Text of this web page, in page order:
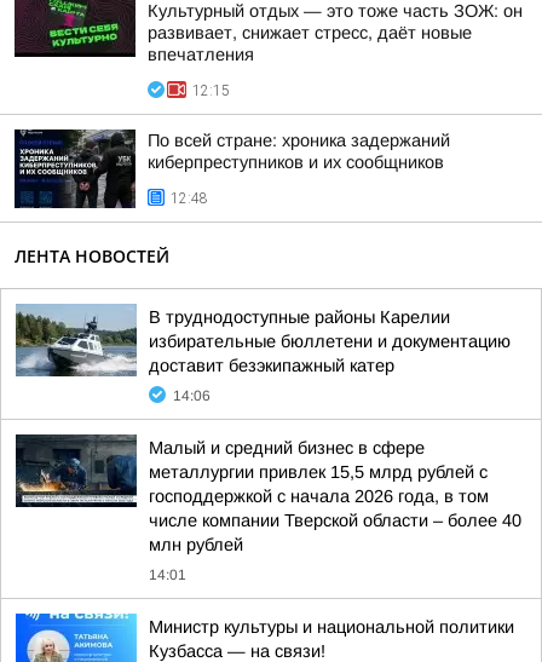
Культурный отдых — это тоже часть ЗОЖ: он
развивает, снижает стресс, даёт новые
впечатления
12:15
По всей стране: хроника задержаний
киберпреступников и их сообщников
12:48
ЛЕНТА НОВОСТЕЙ
В труднодоступные районы Карелии
избирательные бюллетени и документацию
доставит безэкипажный катер
14:06
Малый и средний бизнес в сфере
металлургии привлек 15,5 млрд рублей с
господдержкой с начала 2026 года, в том
числе компании Тверской области – более 40
млн рублей
14:01
Министр культуры и национальной политики
Кузбасса — на связи!